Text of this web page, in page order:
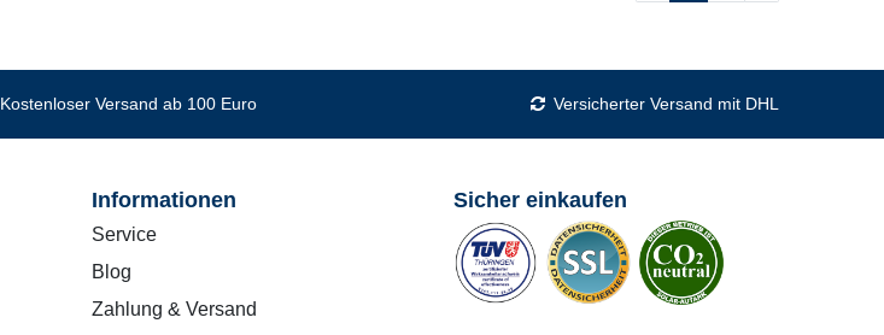
Kostenloser Versand ab 100 Euro Versicherter Versand mit DHL
Informationen
Service
Blog
Zahlung & Versand
Sicher einkaufen